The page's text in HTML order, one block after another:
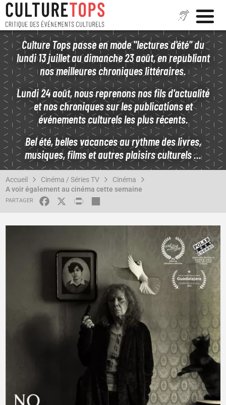
Aller
au
contenu
principal
Culture Tops passe en mode "lectures d'été" du
lundi 13 juillet au dimanche 23 août, en republiant
nos meilleures chroniques littéraires.
Lundi 24 août, nous reprenons nos fils d'actualité
et nos chroniques sur les publications et
événements culturels les plus récents.
Bel été, belles vacances au rythme des livres,
musiques, films et autres plaisirs culturels ...
FIL
D'ARIANE
Accueil Cinéma / Séries TV
Cinéma
A voir également au cinéma cette semaine
FACEBOOK PRINT